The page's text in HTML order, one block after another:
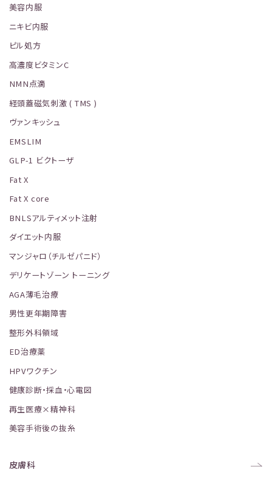
美容内服
ニキビ内服
ピル処方
高濃度ビタミンC
NMN点滴
経頭蓋磁気刺激 ( TMS )
ヴァンキッシュ
EMSLIM
GLP-1 ビクトーザ
Fat X
Fat X core
BNLSアルティメット注射
ダイエット内服
マンジャロ（チルゼパニド）
デリケートゾーン トーニング
AGA薄毛治療
男性更年期障害
整形外科領域
ED治療薬
HPVワクチン
健康診断・採血・心電図
再生医療×精神科
美容手術後の抜糸
皮膚科